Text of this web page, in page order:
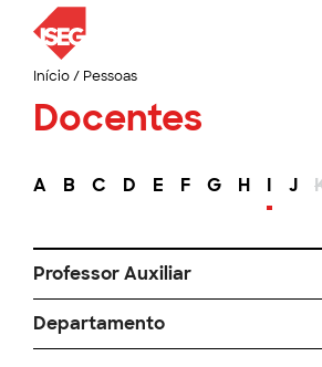
Início/ Pessoas
Docentes
A B C D E F G H I J
Professor Auxiliar
Departamento